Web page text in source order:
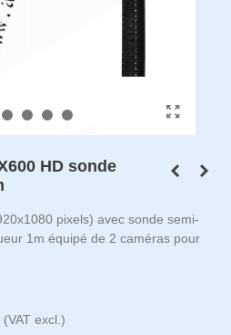
HD sonde
pixels) avec sonde semi-
1m équipé de 2 caméras pour
(VAT excl.)